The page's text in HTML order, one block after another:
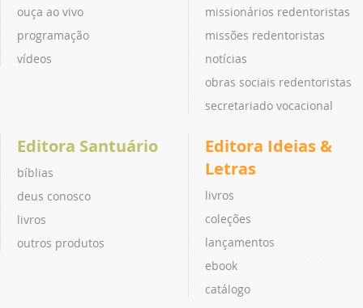
ouça ao vivo
programação
vídeos
missionários redentoristas
missões redentoristas
notícias
obras sociais redentoristas
secretariado vocacional
Editora Santuário
bíblias
deus conosco
livros
outros produtos
Editora Ideias &
Letras
livros
coleções
lançamentos
ebook
catálogo